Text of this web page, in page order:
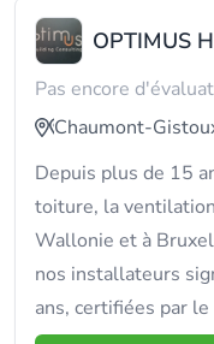
OPTIMUS
Pas encore
Chaumont-
Depuis plus de 15
toiture, la
Wallonie et à
nos installateurs
ans, certifiées par le